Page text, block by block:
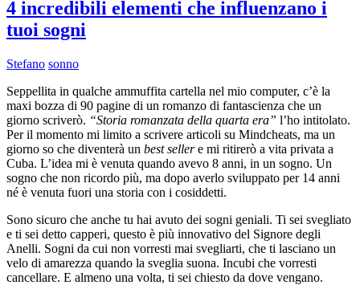
4 incredibili elementi che influenzano i
tuoi sogni
Stefano sonno
Seppellita in qualche ammuffita cartella nel mio computer, c’è la
maxi bozza di 90 pagine di un romanzo di fantascienza che un
giorno scriverò. “Storia romanzata della quarta era” l’ho intitolato.
Per il momento mi limito a scrivere articoli su Mindcheats, ma un
giorno so che diventerà un best sellere mi ritirerò a vita privata a
Cuba. L’idea mi è venuta quando avevo 8 anni, in un sogno. Un
sogno che non ricordo più, ma dopo averlo sviluppato per 14 anni
né è venuta fuori una storia con i cosiddetti.
Sono sicuro che anche tu hai avuto dei sogni geniali. Ti sei svegliato
e ti sei detto capperi, questo è più innovativo del Signore degli
Anelli. Sogni da cui non vorresti mai svegliarti, che ti lasciano un
velo di amarezza quando la sveglia suona. Incubi che vorresti
cancellare. E almeno una volta, ti sei chiesto da dove vengano.